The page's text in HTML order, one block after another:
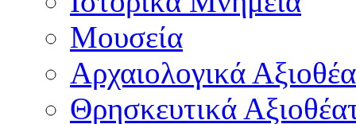
Μουσεία
Αρχαιολογικά
Θρησκευτικά